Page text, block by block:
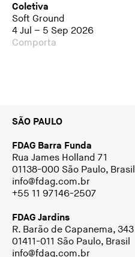
Coletiva
Soft Ground
4 Jul – 5 Sep 2026
Comporta
SÃO PAULO
FDAG Barra Funda
Rua James Holland 71
01138-000 São Paulo, Brasil
info@fdag.com.br
+55 11 97146-2507
FDAG Jardins
R. Barão de Capanema, 343
01411-011 São Paulo, Brasil
info@fdag.com.br